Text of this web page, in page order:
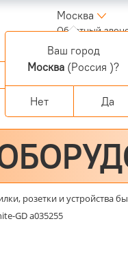
Москва
Обратный
розетки и устройства
GD a035255
Ваш город
Москва (Россия )?
Нет Да